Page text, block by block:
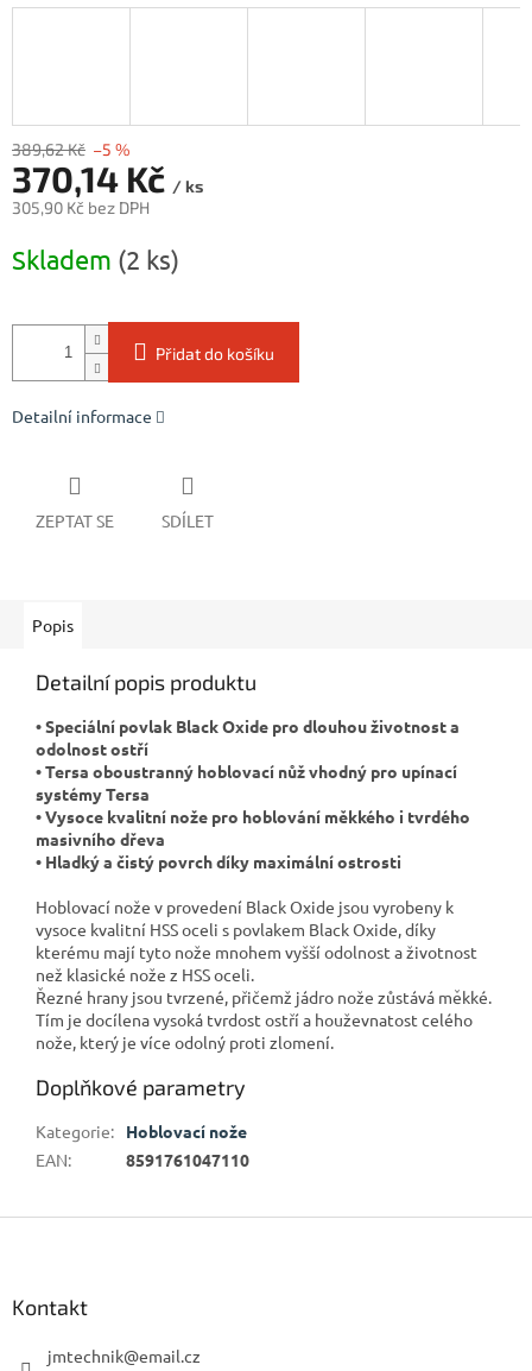
389,62 Kč –5 %
370,14 Kč / ks
305,90 Kč bez DPH
cena:
Skladem (2 ks)
Přidat do košíku
Detailní informace
ZEPTAT SE SDÍLET
Popis
Detailní popis produktu
• Speciální povlak Black Oxide pro dlouhou životnost a
odolnost ostří
• Tersa oboustranný hoblovací nůž vhodný pro upínací
systémy Tersa
• Vysoce kvalitní nože pro hoblování měkkého i tvrdého
masivního dřeva
• Hladký a čistý povrch díky maximální ostrosti
Hoblovací nože v provedení Black Oxide jsou vyrobeny k
vysoce kvalitní HSS oceli s povlakem Black Oxide, díky
kterému mají tyto nože mnohem vyšší odolnost a životnost
než klasické nože z HSS oceli.
Řezné hrany jsou tvrzené, přičemž jádro nože zůstává měkké.
Tím je docílena vysoká tvrdost ostří a houževnatost celého
nože, který je více odolný proti zlomení.
Doplňkové parametry
Kategorie:
Hoblovací nože
EAN: 8591761047110
Kontakt
jmtechnik@email.cz